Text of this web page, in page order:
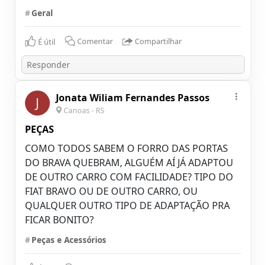
#Geral
É útil Comentar Compartilhar
J Jonata Wiliam Fernandes Passos
Canoas - RS
PEÇAS
COMO TODOS SABEM O FORRO DAS PORTAS
DO BRAVA QUEBRAM, ALGUÉM AÍ JÁ ADAPTOU
DE OUTRO CARRO COM FACILIDADE? TIPO DO
FIAT BRAVO OU DE OUTRO CARRO, OU
QUALQUER OUTRO TIPO DE ADAPTAÇÃO PRA
FICAR BONITO?
#Peças e Acessórios